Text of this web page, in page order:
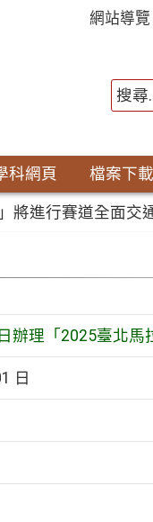
網站導覽
科網頁 檔案下載
將進行賽道全面交
辦理「2025臺北馬
日